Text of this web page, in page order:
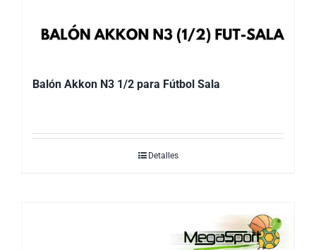
Balón Akkon N3 1/2 para Fútbol Sala
Detalles